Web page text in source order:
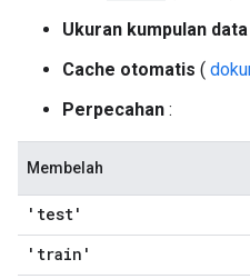
Ukuran kumpulan data
Cache otomatis (
Perpecahan :
Membelah
'test'
'train'